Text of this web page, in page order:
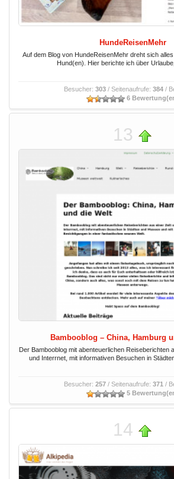
HundeReisenMehr
Auf dem Blog von HundeReisenMehr dreht sich
Hund(en). Hier berichte ich über
Besucher: 303 / Seitenaufrufe: 384 /
6
13
Bambooblog – China, Hamburg
Der Bambooblog mit abenteuerlichen Reiseberichten
und Interrnet, mit informativen Besuchen in
Besucher: 257 / Seitenaufrufe: 371 /
5
14